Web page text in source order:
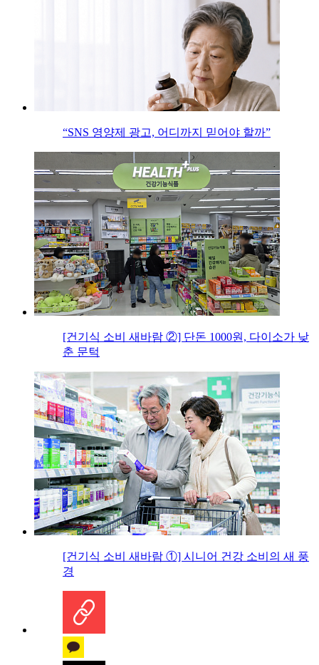
“SNS 영양제 광고, 어디까지 믿어야 할까”
[건기식 소비 새바람 ②] 단돈 1000원, 다이소가 낮
춘 문턱
[건기식 소비 새바람 ①] 시니어 건강 소비의 새 풍
경